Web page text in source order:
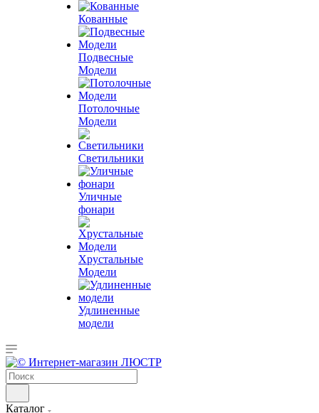
Кованные
Подвесные
Модели
Потолочные
Модели
Светильники
Уличные
фонари
Хрустальные
Модели
Удлиненные
модели
Каталог